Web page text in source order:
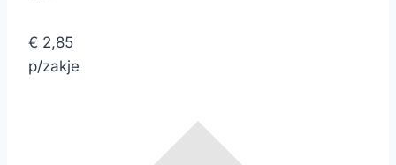
€ 2,85
p/zakje